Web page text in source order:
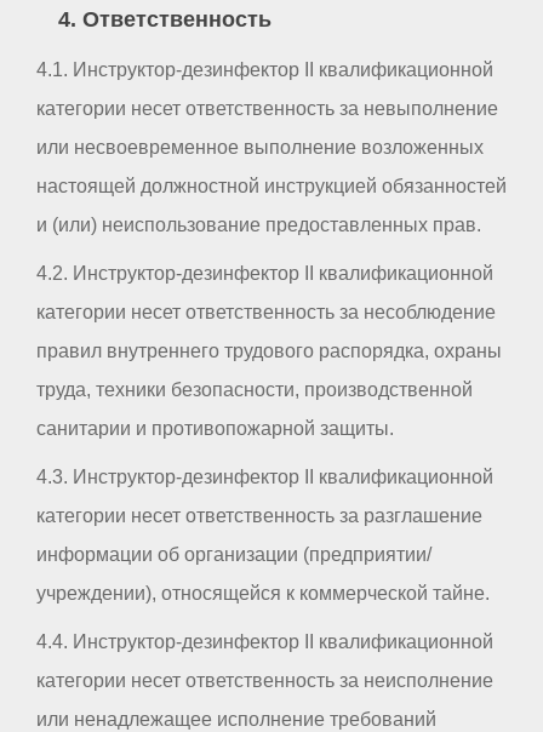
4. Ответственность
4.1. Инструктор-дезинфектор II квалификационной
категории несет ответственность за невыполнение
или несвоевременное выполнение возложенных
настоящей должностной инструкцией обязанностей
и (или) неиспользование предоставленных прав.
4.2. Инструктор-дезинфектор II квалификационной
категории несет ответственность за несоблюдение
правил внутреннего трудового распорядка, охраны
труда, техники безопасности, производственной
санитарии и противопожарной защиты.
4.3. Инструктор-дезинфектор II квалификационной
категории несет ответственность за разглашение
информации об организации (предприятии/
учреждении), относящейся к коммерческой тайне.
4.4. Инструктор-дезинфектор II квалификационной
категории несет ответственность за неисполнение
или ненадлежащее исполнение требований